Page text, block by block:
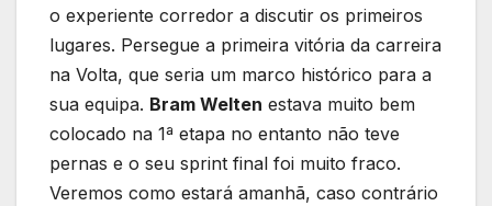
o experiente corredor a discutir os primeiros
lugares. Persegue a primeira vitória da carreira
na Volta, que seria um marco histórico para a
sua equipa. Bram Welten estava muito bem
colocado na 1ª etapa no entanto não teve
pernas e o seu sprint final foi muito fraco.
Veremos como estará amanhã, caso contrário